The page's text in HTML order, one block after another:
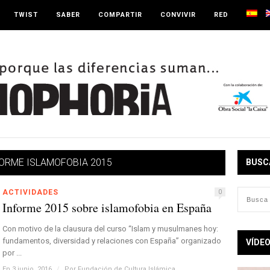
TWIST SABER COMPARTIR CONVIVIR RED
ISLAMOFOBIA 2015
ACTIVIDADES 0
Informe 2015 sobre islamofobia en España
Con motivo de la clausura del curso “Islam y musulmanes hoy:
fundamentos, diversidad y relaciones con España” organizado
por ...